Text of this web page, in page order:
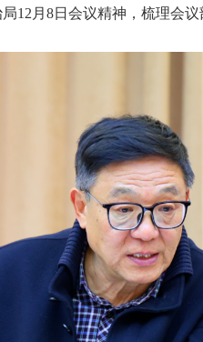
月8日会议精神，梳理会议